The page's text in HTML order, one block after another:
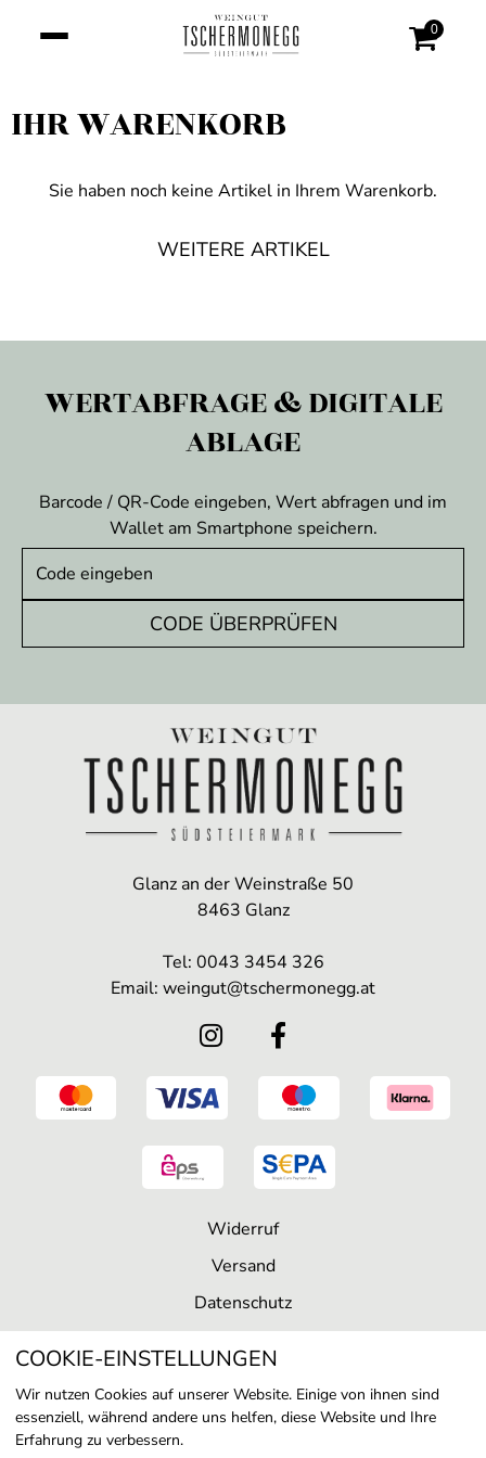
0
IHR WARENKORB
Sie haben noch keine Artikel in Ihrem Warenkorb.
WEITERE ARTIKEL
WERTABFRAGE & DIGITALE
ABLAGE
Barcode / QR-Code eingeben, Wert abfragen und im
Wallet am Smartphone speichern.
CODE ÜBERPRÜFEN
Glanz an der Weinstraße 50
8463 Glanz
Tel: 0043 3454 326
Email: weingut@tschermonegg.at
Widerruf
Versand
Datenschutz
Kontakt
COOKIE-EINSTELLUNGEN
Wir nutzen Cookies auf unserer Website. Einige von ihnen sind
essenziell, während andere uns helfen, diese Website und Ihre
Erfahrung zu verbessern.